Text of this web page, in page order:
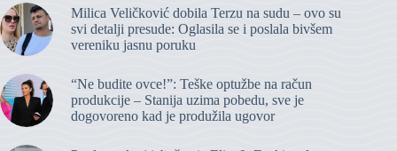
Milica Veličković dobila Terzu na sudu – ovo su
svi detalji presude: Oglasila se i poslala bivšem
vereniku jasnu poruku
“Ne budite ovce!”: Teške optužbe na račun
produkcije – Stanija uzima pobedu, sve je
dogovoreno kad je produžila ugovor